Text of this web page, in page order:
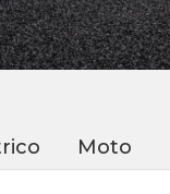
Moto